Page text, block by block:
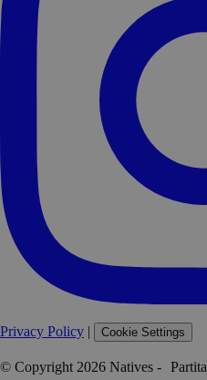
Privacy Policy | Cookie Settings
© Copyright 2026 Natives -